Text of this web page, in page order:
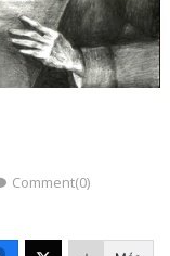
Comment(0)